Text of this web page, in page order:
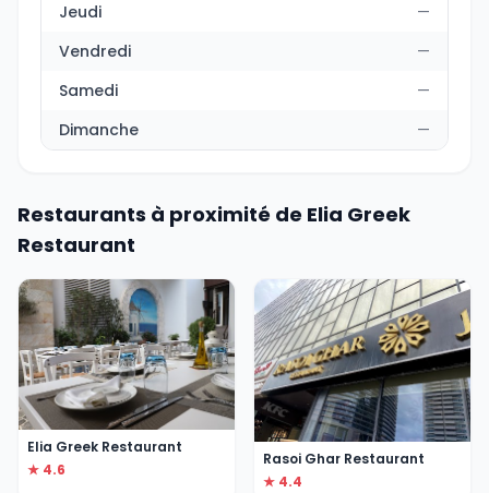
Jeudi
—
Vendredi
—
Samedi
—
Dimanche
—
Restaurants à proximité de Elia Greek
Restaurant
Elia Greek Restaurant
★ 4.6
Rasoi Ghar Restaurant
★ 4.4